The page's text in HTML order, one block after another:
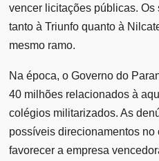
vencer licitações públicas.
tanto à Triunfo quanto à
mesmo ramo.
Na época, o Governo do
40 milhões relacionados à
colégios militarizados. As
possíveis direcionamentos
favorecer a empresa